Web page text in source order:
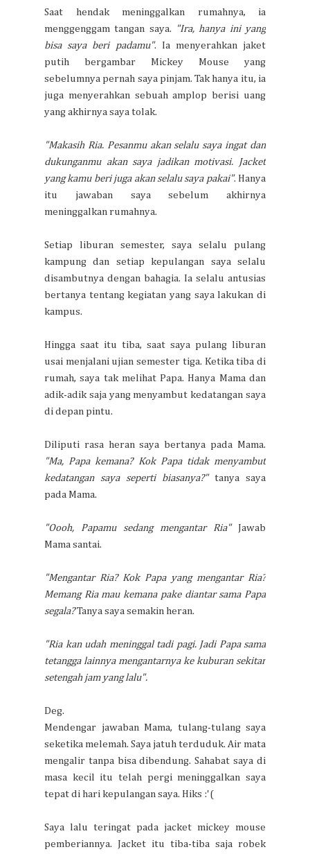
Saat hendak meninggalkan rumahnya, ia
menggenggam tangan saya.
"Ira, hanya ini yang
bisa saya beri padamu". Ia menyerahkan jaket
putih bergambar Mickey Mouse yang
sebelumnya pernah saya pinjam. Tak hanya itu, ia
juga menyerahkan sebuah amplop berisi uang
yang akhirnya saya tolak.
"Makasih Ria. Pesanmu akan selalu saya ingat dan
dukunganmu akan saya jadikan motivasi. Jacket
yang kamu beri juga akan selalu saya pakai". Hanya
itu jawaban saya sebelum akhirnya
meninggalkan rumahnya.
Setiap liburan semester, saya selalu pulang
kampung dan setiap kepulangan saya selalu
disambutnya dengan bahagia. Ia selalu antusias
bertanya tentang kegiatan yang saya lakukan di
kampus.
Hingga saat itu tiba, saat saya pulang liburan
usai menjalani ujian semester tiga. Ketika tiba di
rumah, saya tak melihat Papa. Hanya Mama dan
adik-adik saja yang menyambut kedatangan saya
di depan pintu.
Diliputi rasa heran saya bertanya pada Mama.
"Ma, Papa kemana? Kok Papa tidak menyambut
kedatangan saya seperti biasanya?"tanya saya
pada Mama.
"Oooh, Papamu sedang mengantar Ria"Jawab
Mama santai.
"Mengantar Ria? Kok Papa yang mengantar Ria?
Memang Ria mau kemana pake diantar sama Papa
segala?Tanya saya semakin heran.
"Ria kan udah meninggal tadi pagi. Jadi Papa sama
tetangga lainnya mengantarnya ke kuburan sekitar
setengah jam yang lalu".
Deg.
Mendengar jawaban Mama, tulang-tulang saya
seketika melemah. Saya jatuh terduduk. Air mata
mengalir tanpa bisa dibendung. Sahabat saya di
masa kecil itu telah pergi meninggalkan saya
tepat di hari kepulangan saya. Hiks :'(
Saya lalu teringat pada jacket mickey mouse
pemberiannya. Jacket itu tiba-tiba saja robek